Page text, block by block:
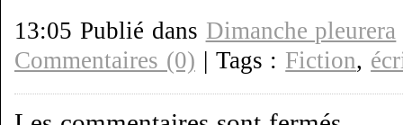
13:05 Publié dans Dimanche pleurera
Commentaires (0) | Tags : Fiction,